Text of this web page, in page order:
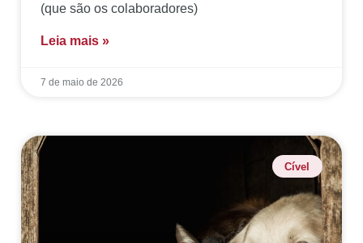
(que são os colaboradores)
Leia mais »
7 de maio de 2026
Cível